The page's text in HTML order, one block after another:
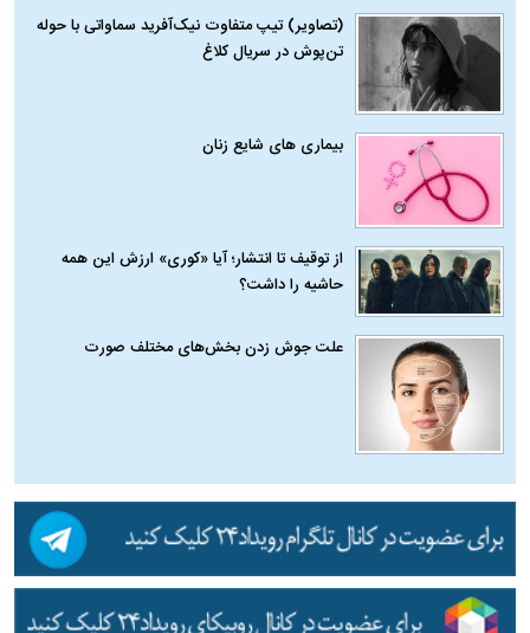
(تصاویر) تیپ متفاوت نیک‌آفرید سماواتی با حوله
تن‌پوش در سریال کلاغ
بیماری‌ های شایع زنان
از توقیف تا انتشار؛ آیا «کوری» ارزش این همه
حاشیه را داشت؟
علت جوش زدن بخش‌های مختلف صورت